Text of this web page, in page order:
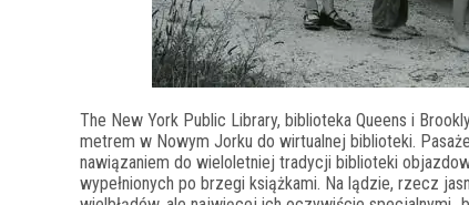
The New York Public Library, biblioteka Queens i
metrem w Nowym Jorku do wirtualnej biblioteki.
nawiązaniem do wieloletniej tradycji biblioteki
wypełnionych po brzegi książkami. Na lądzie, rzecz